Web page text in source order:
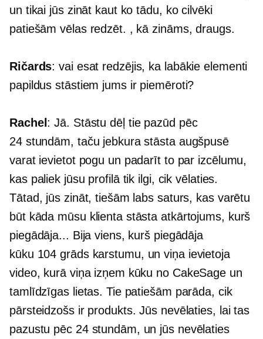
un tikai jūs zināt kaut ko tādu, ko cilvēki
patiešām vēlas redzēt. , kā zināms, draugs.
Ričards: vai esat redzējis, ka labākie elementi
papildus stāstiem jums ir piemēroti?
Rachel : Jā. Stāstu dēļ tie pazūd pēc
24 stundām, taču jebkura stāsta augšpusē
varat ievietot pogu un padarīt to par izcēlumu,
kas paliek jūsu profilā tik ilgi, cik vēlaties.
Tātad, jūs zināt, tiešām labs saturs, kas varētu
būt kāda mūsu klienta stāsta atkārtojums, kurš
piegādāja... Bija viens, kurš piegādāja
kūku 104 grādskarstumu, un viņa ievietoja
video, kurā viņa izņem kūku no CakeSage un
tamlīdzīgas lietas. Tie patiešām parāda, cik
pārsteidzošs ir produkts. Jūs nevēlaties, lai tas
pazustu pēc 24 stundām, un jūs nevēlaties